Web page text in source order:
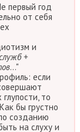
первый год
от себя
и
+
..."
если
то
бы грустно
созданию
на слуху и